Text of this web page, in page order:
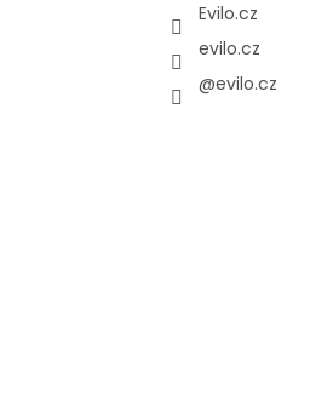
Evilo.cz
evilo.cz
@evilo.cz